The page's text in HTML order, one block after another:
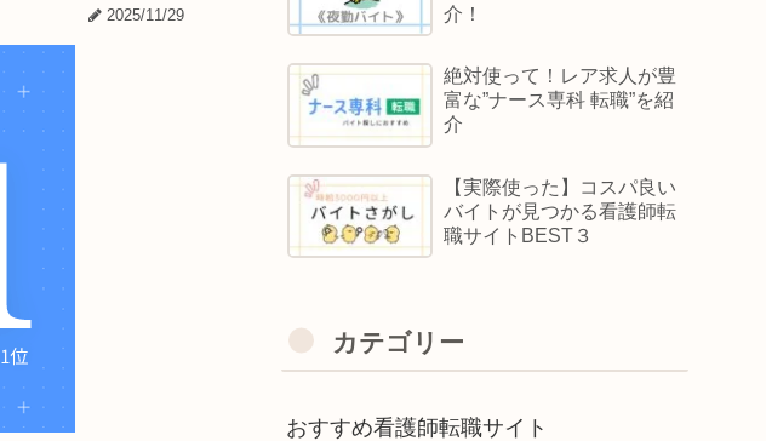
2025/11/29
介！
絶対使って！レア求人が豊
富な”ナース専科 転職”を紹
介
【実際使った】コスパ良い
バイトが見つかる看護師転
職サイトBEST３
カテゴリー
おすすめ看護師転職サイト